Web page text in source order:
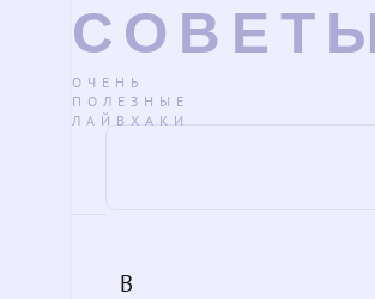
ОЧЕНЬ
ПОЛЕЗНЫЕ
ЛАЙВХАКИ
В